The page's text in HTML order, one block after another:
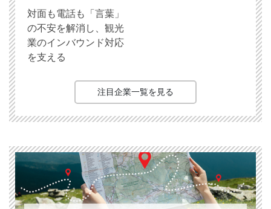
対面も電話も「言葉」
の不安を解消し、観光
業のインバウンド対応
を支える
注目企業一覧を見る